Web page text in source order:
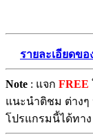
รายละเอียดขอ
Note : แจก FREE
แนะนำติชม ต่าง
โปรแกรมนี้ได้ทาง